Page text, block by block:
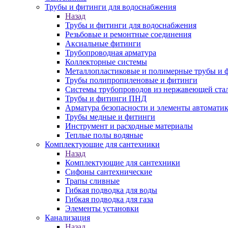
Трубы и фитинги для водоснабжения
Назад
Трубы и фитинги для водоснабжения
Резьбовые и ремонтные соединения
Аксиальные фитинги
Трубопроводная арматура
Коллекторные системы
Металлопластиковые и полимерные трубы и
Трубы полипропиленовые и фитинги
Системы трубопроводов из нержавеющей
Трубы и фитинги ПНД
Арматура безопасности и элементы
Трубы медные и фитинги
Инструмент и расходные материалы
Теплые полы водяные
Комплектующие для сантехники
Назад
Комплектующие для сантехники
Сифоны сантехнические
Трапы сливные
Гибкая подводка для воды
Гибкая подводка для газа
Элементы установки
Канализация